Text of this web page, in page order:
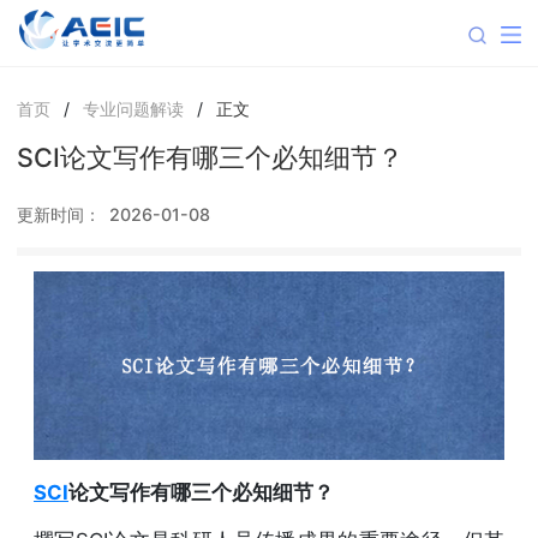
首页 / 专业问题解读 / 正文
SCI论文写作有哪三个必知细节？
更新时间： 2026-01-08
SCI论文写作有哪三个必知细节？